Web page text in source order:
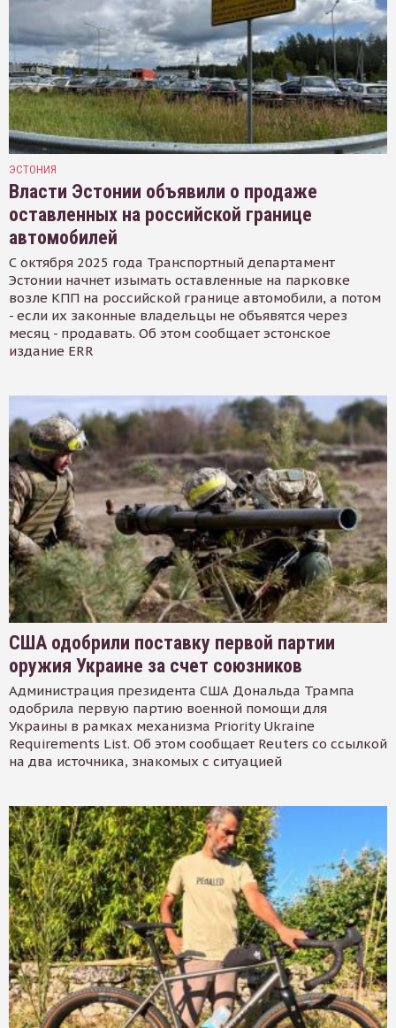
ЭСТОНИЯ
Власти Эстонии объявили о продаже
оставленных на российской границе
автомобилей
С октября 2025 года Транспортный департамент
Эстонии начнет изымать оставленные на парковке
возле КПП на российской границе автомобили, а потом
- если их законные владельцы не объявятся через
месяц - продавать. Об этом сообщает эстонское
издание ERR
США одобрили поставку первой партии
оружия Украине за счет союзников
Администрация президента США Дональда Трампа
одобрила первую партию военной помощи для
Украины в рамках механизма Priority Ukraine
Requirements List. Об этом сообщает Reuters со ссылкой
на два источника, знакомых с ситуацией